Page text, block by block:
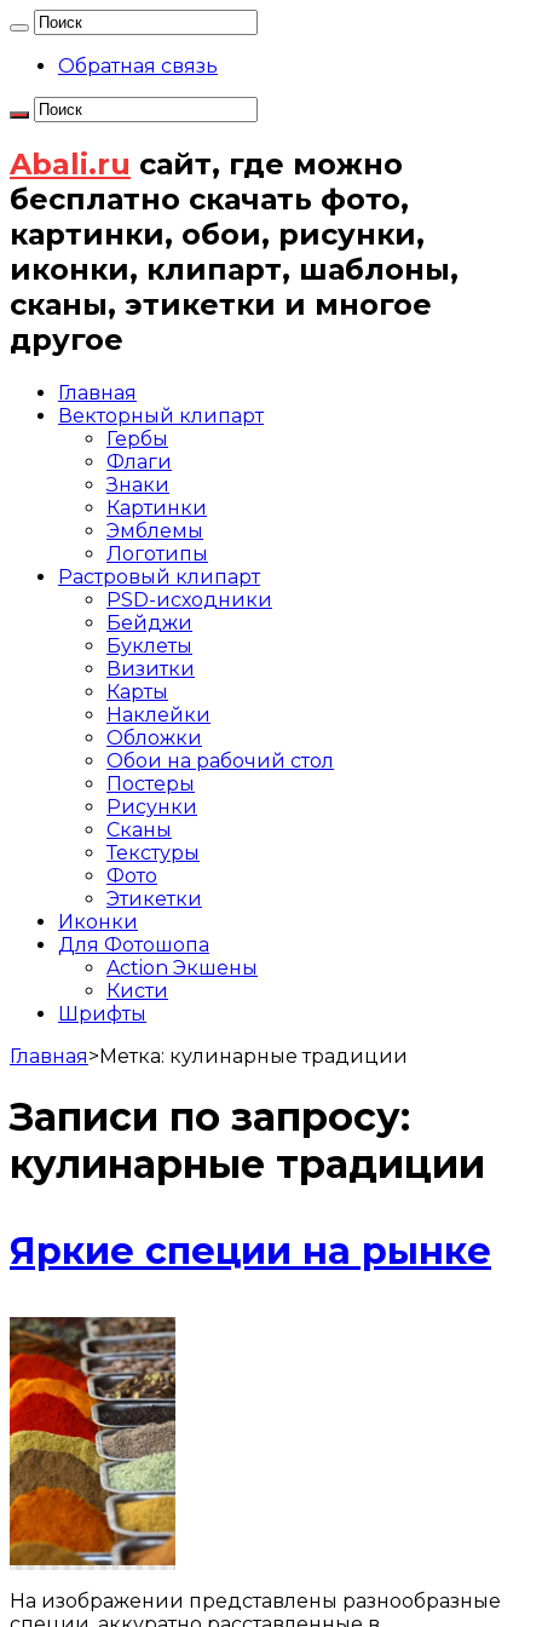
Обратная связь
Abali.ru сайт, где можно
бесплатно скачать фото,
картинки, обои, рисунки,
иконки, клипарт, шаблоны,
сканы, этикетки и многое
другое
Главная
Векторный клипарт
Гербы
Флаги
Знаки
Картинки
Эмблемы
Логотипы
Растровый клипарт
PSD-исходники
Бейджи
Буклеты
Визитки
Карты
Наклейки
Обложки
Обои на рабочий стол
Постеры
Рисунки
Сканы
Текстуры
Фото
Этикетки
Иконки
Для Фотошопа
Action Экшены
Кисти
Шрифты
Главная>Метка: кулинарные традиции
Записи по запросу:
кулинарные традиции
Яркие специи на рынке
На изображении представлены разнообразные